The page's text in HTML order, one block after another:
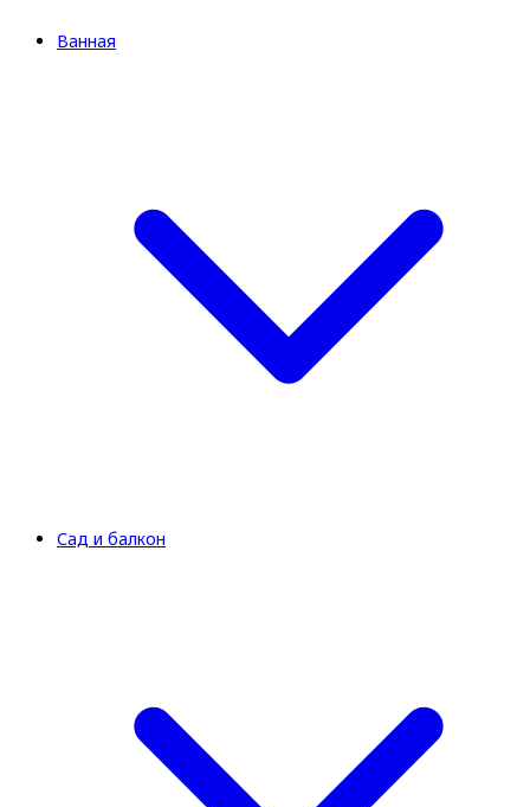
Ванная
Сад и балкон